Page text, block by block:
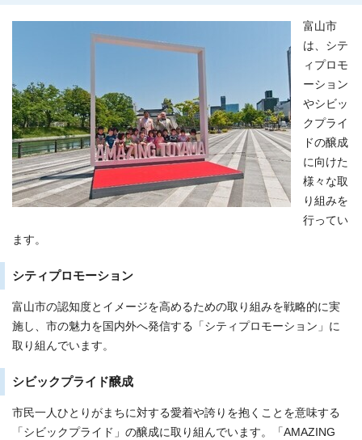
富山市
は、シテ
ィプロモ
ーション
やシビッ
クプライ
ドの醸成
に向けた
様々な取
り組みを
行ってい
ます。
シティプロモーション
富山市の認知度とイメージを高めるための取り組みを戦略的に実
施し、市の魅力を国内外へ発信する「シティプロモーション」に
取り組んでいます。
シビックプライド醸成
市民一人ひとりがまちに対する愛着や誇りを抱くことを意味する
「シビックプライド」の醸成に取り組んでいます。「AMAZING